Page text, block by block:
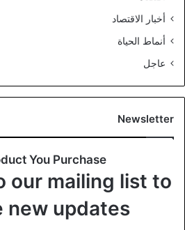
أخبار الاقتصاد
أنماط الحياة
عاجل
Newsletter
You Purchase
our mailing list to
updates!